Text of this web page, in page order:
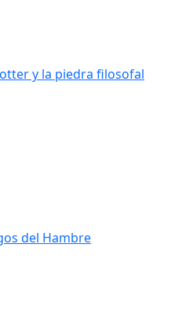
y la piedra filosofal
del Hambre